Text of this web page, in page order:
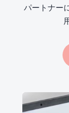
パートナー